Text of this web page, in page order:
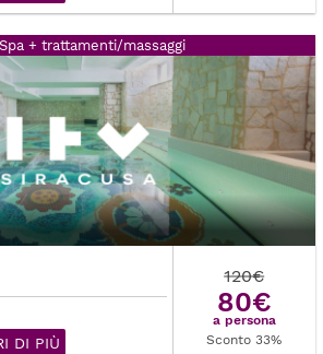
+ trattamenti/massaggi
DI PIÙ
120€
80€
a persona
Sconto 33%